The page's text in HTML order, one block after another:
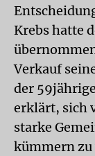
Krebs hatte
Verkauf
der
erklärt, sich
starke
kümmern